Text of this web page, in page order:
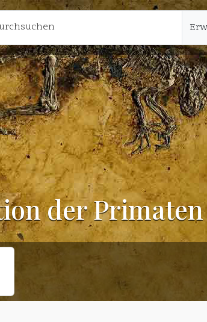
der Primaten